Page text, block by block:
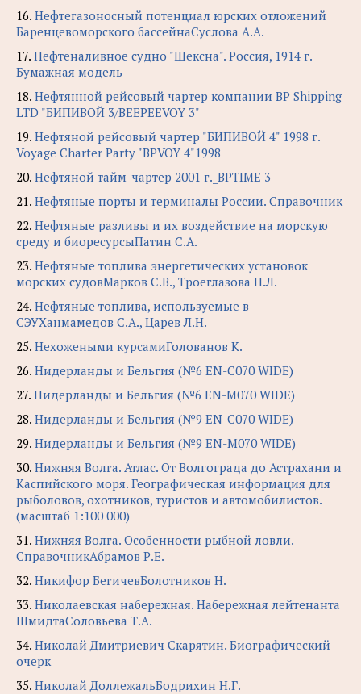
16. Нефтегазоносный потенциал юрских отложений
Баренцевоморского бассейнаСуслова А.А.
17. Нефтеналивное судно "Шексна". Россия, 1914 г.
Бумажная модель
18. Нефтянной рейсовый чартер компании BP Shipping
LTD "БИПИВОЙ 3/BEEPEEVOY 3"
19. Нефтяной рейсовый чартер "БИПИВОЙ 4" 1998 г.
Voyage Charter Party "BPVOY 4"1998
20. Нефтяной тайм-чартер 2001 г._BPTIME 3
21. Нефтяные порты и терминалы России. Справочник
22. Нефтяные разливы и их воздействие на морскую
среду и биоресурсыПатин С.А.
23. Нефтяные топлива энергетических установок
морских судовМарков С.В., Троеглазова Н.Л.
24. Нефтяные топлива, используемые в
СЭУХанмамедов С.А., Царев Л.Н.
25. Нехожеными курсамиГолованов К.
26. Нидерланды и Бельгия (№6 EN-C070 WIDE)
27. Нидерланды и Бельгия (№6 EN-M070 WIDE)
28. Нидерланды и Бельгия (№9 EN-C070 WIDE)
29. Нидерланды и Бельгия (№9 EN-M070 WIDE)
30. Нижняя Волга. Атлас. От Волгограда до Астрахани и
Каспийского моря. Географическая информация для
рыболовов, охотников, туристов и автомобилистов.
(масштаб 1:100 000)
31. Нижняя Волга. Особенности рыбной ловли.
СправочникАбрамов Р.Е.
32. Никифор БегичевБолотников Н.
33. Николаевская набережная. Набережная лейтенанта
ШмидтаСоловьева Т.А.
34. Николай Дмитриевич Скарятин. Биографический
очерк
35. Николай ДоллежальБодрихин Н.Г.